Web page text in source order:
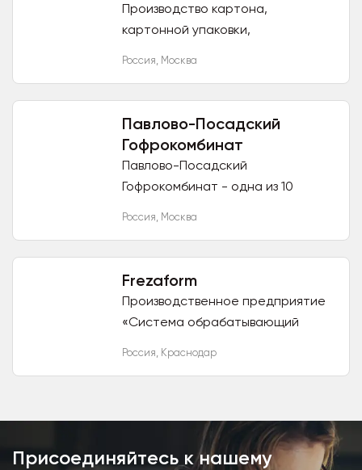
Производство картона,
картонной упаковки,
Россия, Москва
Павлово-Посадский
Гофрокомбинат
Павлово-Посадский
Гофрокомбинат - одна из 10
Россия, Москва
Frezaform
Производственное предприятие
«Система обрабатывающий
манжеты, втулки, кожухи,
Россия, Краснодар
Присоединяйтесь к нашему